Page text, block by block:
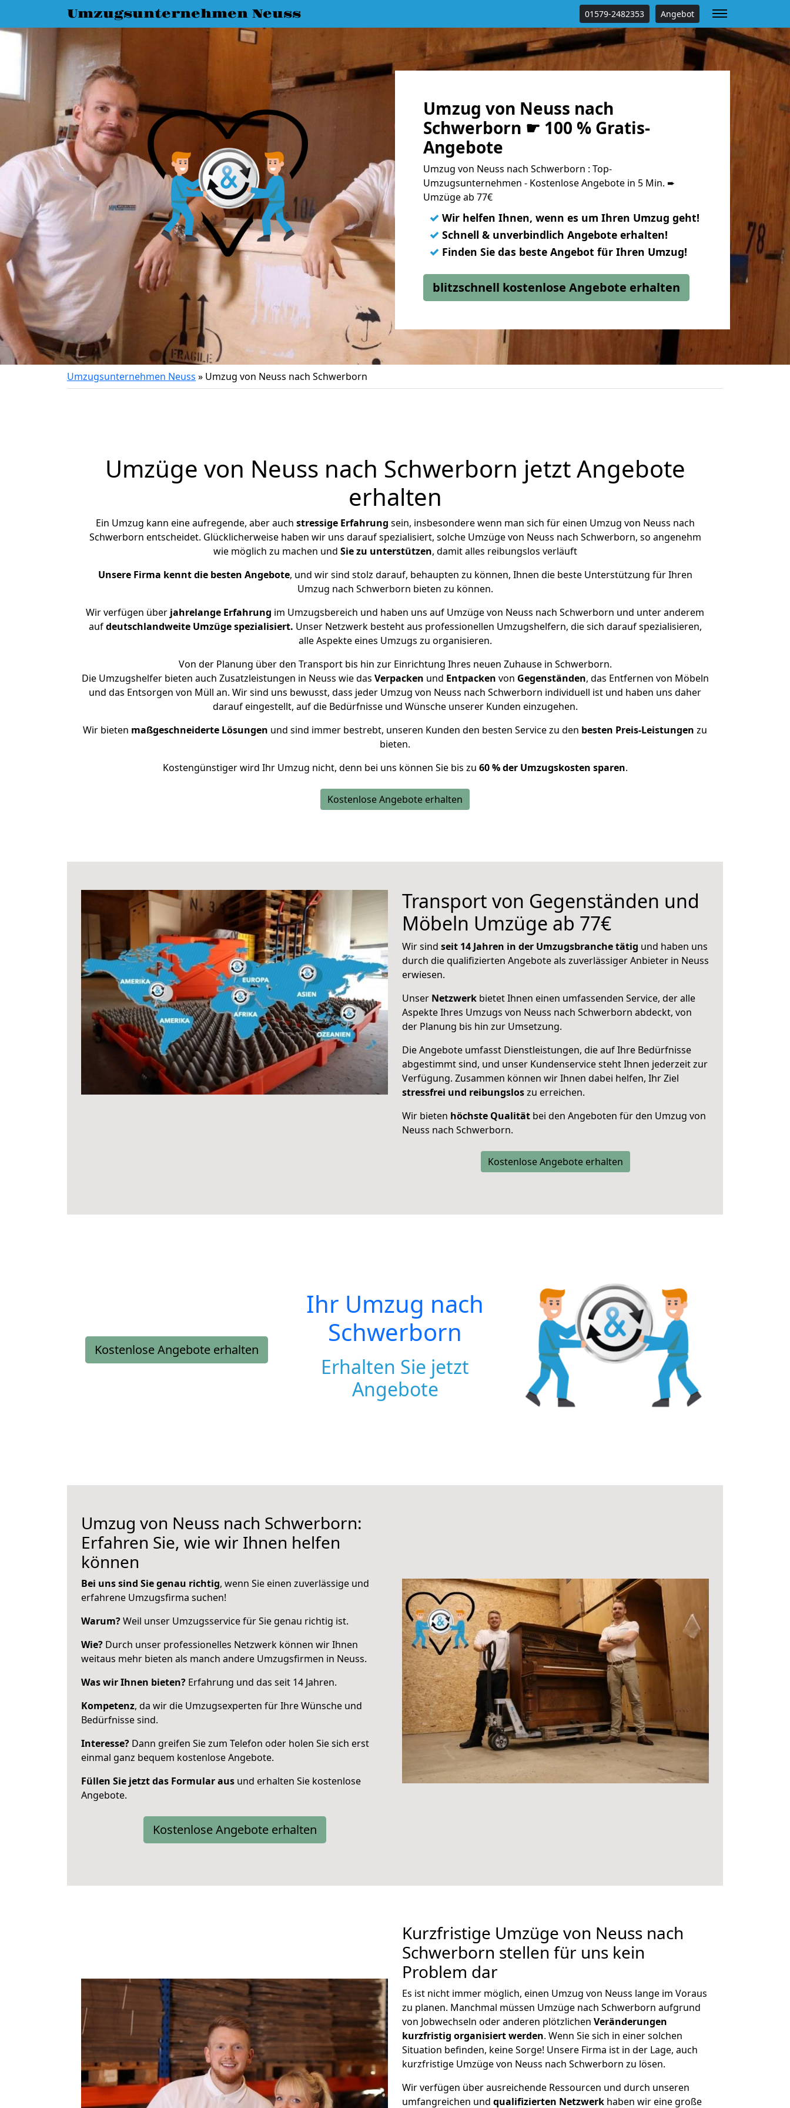
Umzugsunternehmen Neuss 01579-2482353 Angebot
Umzug von Neuss nach
Schwerborn ☛ 100 % Gratis-
Angebote
Umzug von Neuss nach Schwerborn : Top-
Umzugsunternehmen - Kostenlose Angebote in 5 Min. ➨
Umzüge ab 77€
✓ Wir helfen Ihnen, wenn es um Ihren Umzug geht!
✓ Schnell & unverbindlich Angebote erhalten!
✓ Finden Sie das beste Angebot für Ihren Umzug!
blitzschnell kostenlose Angebote erhalten
Umzugsunternehmen Neuss » Umzug von Neuss nach Schwerborn
Umzüge von Neuss nach Schwerborn jetzt Angebote
erhalten
Ein Umzug kann eine aufregende, aber auch stressige Erfahrung sein, insbesondere wenn man sich für einen Umzug von Neuss nach
Schwerborn entscheidet. Glücklicherweise haben wir uns darauf spezialisiert, solche Umzüge von Neuss nach Schwerborn, so angenehm
wie möglich zu machen und Sie zu unterstützen, damit alles reibungslos verläuft
Unsere Firma kennt die besten Angebote, und wir sind stolz darauf, behaupten zu können, Ihnen die beste Unterstützung für Ihren
Umzug nach Schwerborn bieten zu können.
Wir verfügen über jahrelange Erfahrung im Umzugsbereich und haben uns auf Umzüge von Neuss nach Schwerborn und unter anderem
aufdeutschlandweite Umzüge spezialisiert. Unser Netzwerk besteht aus professionellen Umzugshelfern, die sich darauf spezialisieren,
alle Aspekte eines Umzugs zu organisieren.
Von der Planung über den Transport bis hin zur Einrichtung Ihres neuen Zuhause in Schwerborn.
Die Umzugshelfer bieten auch Zusatzleistungen in Neuss wie das Verpacken und Entpacken von Gegenständen, das Entfernen von Möbeln
und das Entsorgen von Müll an. Wir sind uns bewusst, dass jeder Umzug von Neuss nach Schwerborn individuell ist und haben uns daher
darauf eingestellt, auf die Bedürfnisse und Wünsche unserer Kunden einzugehen.
Wir bieten maßgeschneiderte Lösungen und sind immer bestrebt, unseren Kunden den besten Service zu den besten Preis-Leistungen zu
bieten.
Kostengünstiger wird Ihr Umzug nicht, denn bei uns können Sie bis zu 60 % der Umzugskosten sparen.
Kostenlose Angebote erhalten
Transport von Gegenständen und
Möbeln Umzüge ab 77€
Wir sind seit 14 Jahren in der Umzugsbranche tätig und haben uns
durch die qualifizierten Angebote als zuverlässiger Anbieter in Neuss
erwiesen.
Unser Netzwerk bietet Ihnen einen umfassenden Service, der alle
Aspekte Ihres Umzugs von Neuss nach Schwerborn abdeckt, von
der Planung bis hin zur Umsetzung.
Die Angebote umfasst Dienstleistungen, die auf Ihre Bedürfnisse
abgestimmt sind, und unser Kundenservice steht Ihnen jederzeit zur
Verfügung. Zusammen können wir Ihnen dabei helfen, Ihr Ziel
stressfrei und reibungsloszu erreichen.
Wir bieten höchste Qualität bei den Angeboten für den Umzug von
Neuss nach Schwerborn.
Kostenlose Angebote erhalten
Kostenlose Angebote erhalten
Ihr Umzug nach
Schwerborn
Erhalten Sie jetzt
Angebote
Umzug von Neuss nach Schwerborn:
Erfahren Sie, wie wir Ihnen helfen
können
Bei uns sind Sie genau richtig, wenn Sie einen zuverlässige und
erfahrene Umzugsfirma suchen!
Warum?Weil unser Umzugsservice für Sie genau richtig ist.
Wie? Durch unser professionelles Netzwerk können wir Ihnen
weitaus mehr bieten als manch andere Umzugsfirmen in Neuss.
Was wir Ihnen bieten? Erfahrung und das seit 14 Jahren.
Kompetenz, da wir die Umzugsexperten für Ihre Wünsche und
Bedürfnisse sind.
Interesse? Dann greifen Sie zum Telefon oder holen Sie sich erst
einmal ganz bequem kostenlose Angebote.
Füllen Sie jetzt das Formular aus und erhalten Sie kostenlose
Angebote.
Kostenlose Angebote erhalten
Kurzfristige Umzüge von Neuss nach
Schwerborn stellen für uns kein
Problem dar
Es ist nicht immer möglich, einen Umzug von Neuss lange im Voraus
zu planen. Manchmal müssen Umzüge nach Schwerborn aufgrund
von Jobwechseln oder anderen plötzlichen Veränderungen
kurzfristig organisiert werden. Wenn Sie sich in einer solchen
Situation befinden, keine Sorge! Unsere Firma ist in der Lage, auch
kurzfristige Umzüge von Neuss nach Schwerborn zu lösen.
Wir verfügen über ausreichende Ressourcen und durch unseren
umfangreichen und qualifizierten Netzwerk haben wir eine große